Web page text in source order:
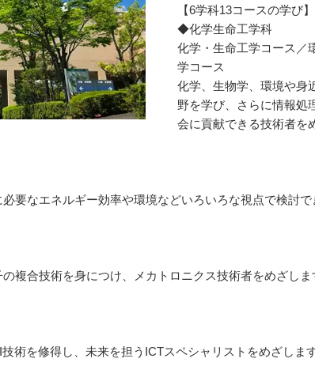
【6学科13コースの学び】
◆化学生命工学科
化学・生命工学コース／
学コース
化学、生物学、環境や身
野を学び、さらに情報処
会に貢献できる技術者を
要なエネルギー効率や環境などいろいろな視点で検討で
複合技術を身につけ、メカトロニクス技術者をめざしま
術を修得し、未来を担うICTスペシャリストをめざします